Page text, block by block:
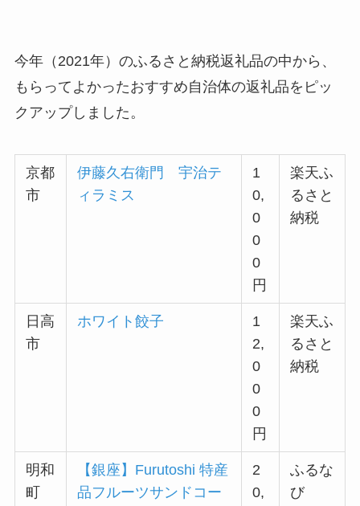
今年（2021年）のふるさと納税返礼品の中から、
もらってよかったおすすめ自治体の返礼品をピッ
クアップしました。
京都
市
伊藤久右衛門 宇治テ
ィラミス
1
0,
0
0
0
円
楽天ふ
るさと
納税
日高
市
ホワイト餃子
1
2,
0
0
0
円
楽天ふ
るさと
納税
明和
町
【銀座】Furutoshi 特産
品フルーツサンドコー
2
0,
ふるな
び